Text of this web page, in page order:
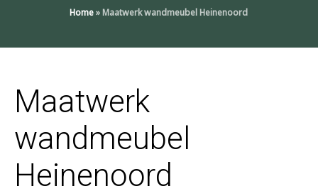
Home»Maatwerk wandmeubel Heinenoord
Maatwerk
wandmeubel
Heinenoord